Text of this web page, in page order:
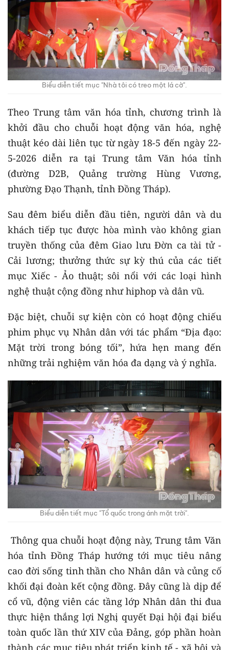
Biểu diễn tiết mục "Nhà tôi có treo một lá cờ".
Theo Trung tâm văn hóa tỉnh, chương trình là
khởi đầu cho chuỗi hoạt động văn hóa, nghệ
thuật kéo dài liên tục từ ngày 18-5 đến ngày 22-
5-2026 diễn ra tại Trung tâm Văn hóa tỉnh
(đường D2B, Quảng trường Hùng Vương,
phường Đạo Thạnh, tỉnh Đồng Tháp).
Sau đêm biểu diễn đầu tiên, người dân và du
khách tiếp tục được hòa mình vào không gian
truyền thống của đêm Giao lưu Đờn ca tài tử -
Cải lương; thưởng thức sự kỳ thú của các tiết
mục Xiếc - Ảo thuật; sôi nổi với các loại hình
nghệ thuật cộng đồng như hiphop và dân vũ.
Đặc biệt, chuỗi sự kiện còn có hoạt động chiếu
phim phục vụ Nhân dân với tác phẩm “Địa đạo:
Mặt trời trong bóng tối”, hứa hẹn mang đến
những trải nghiệm văn hóa đa dạng và ý nghĩa.
Biểu diễn tiết mục "Tổ quốc trong ánh mặt trời".
Thông qua chuỗi hoạt động này, Trung tâm Văn
hóa tỉnh Đồng Tháp hướng tới mục tiêu nâng
cao đời sống tinh thần cho Nhân dân và củng cố
khối đại đoàn kết cộng đồng. Đây cũng là dịp để
cổ vũ, động viên các tầng lớp Nhân dân thi đua
thực hiện thắng lợi Nghị quyết Đại hội đại biểu
toàn quốc lần thứ XIV của Đảng, góp phần hoàn